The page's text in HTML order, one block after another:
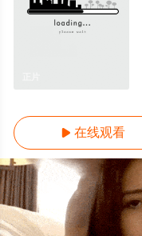
 在线观看